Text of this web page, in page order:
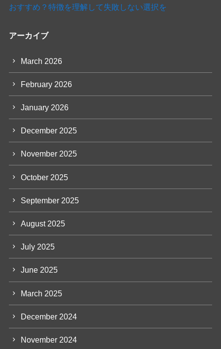
おすすめ？特徴を理解して失敗しない選択を
アーカイブ
March 2026
February 2026
January 2026
December 2025
November 2025
October 2025
September 2025
August 2025
July 2025
June 2025
March 2025
December 2024
November 2024